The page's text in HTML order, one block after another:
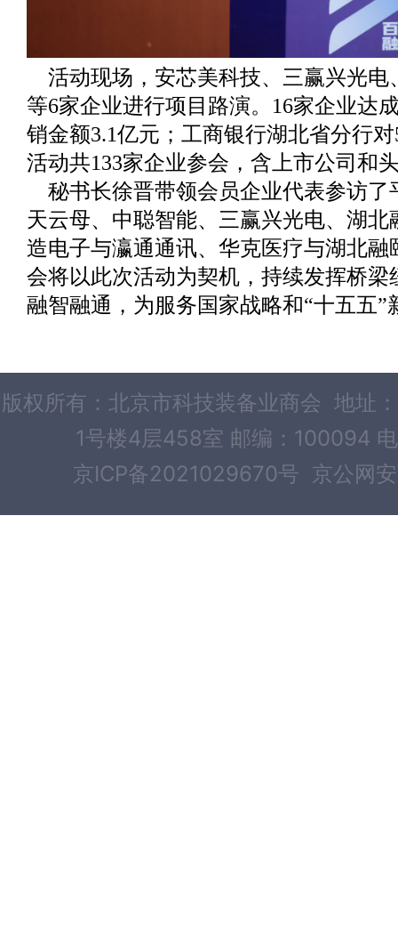
活动现场，安芯美科技、三赢兴光电
等6家企业进行项目路演。16家企业达
销金额3.1亿元；工商银行湖北省分行
活动共133家企业参会，含上市公司和
秘书长徐晋带领会员企业代表参访了
天云母、中聪智能、三赢兴光电、湖
造电子与瀛通通讯、华克医疗与湖北
会将以此次活动为契机，持续发挥桥
融智融通，为服务国家战略和“十五五”
版权所有：北京市科技装备业商会 地址
1号楼4层458室 邮编：100094
京ICP备2021029670号 京公网